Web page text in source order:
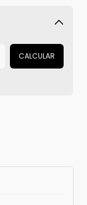
Alterar CEP
CALCULAR